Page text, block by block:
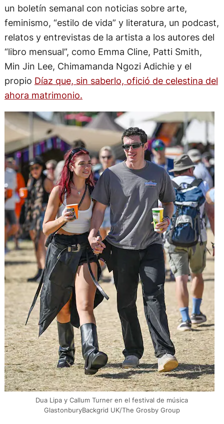
un boletín semanal con noticias sobre arte,
feminismo, “estilo de vida” y literatura, un podcast,
relatos y entrevistas de la artista a los autores del
“libro mensual”, como Emma Cline, Patti Smith,
Min Jin Lee, Chimamanda Ngozi Adichie y el
propio Díaz que, sin saberlo, ofició de celestina del
ahora matrimonio.
Dua Lipa y Callum Turner en el festival de música
GlastonburyBackgrid UK/The Grosby Group